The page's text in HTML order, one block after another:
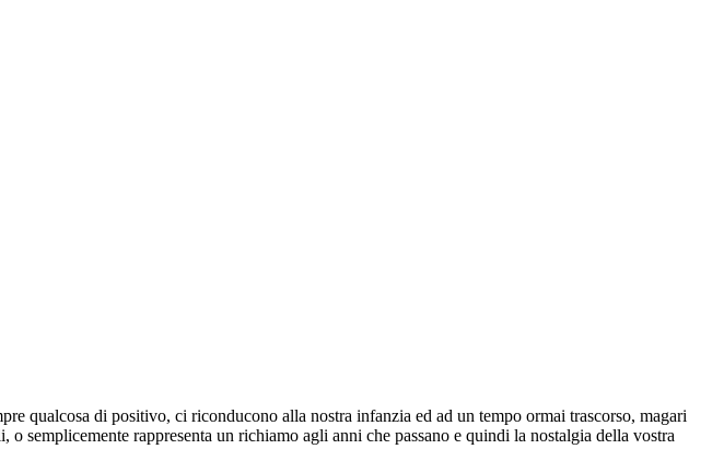
qualcosa di positivo, ci riconducono alla nostra infanzia ed ad un tempo ormai trascorso, magari
semplicemente rappresenta un richiamo agli anni che passano e quindi la nostalgia della vostra